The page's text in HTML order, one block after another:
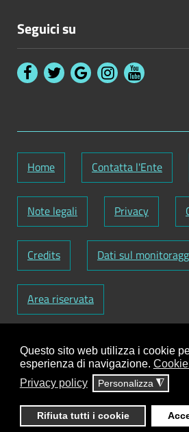
Questo sito web utilizza i cookie
esperienza di navigazione.
Privacy policy
Personalizza ◮
Rifiuta tutti i cookie
Seguici su
Home Contatta l'Ente
Note legali Privacy
Credits Dati sul
Area riservata
Codice Fiscale: 82000090751-
01129720759-Codice
UFY1HC
contenuti:Antonio Scrimitore